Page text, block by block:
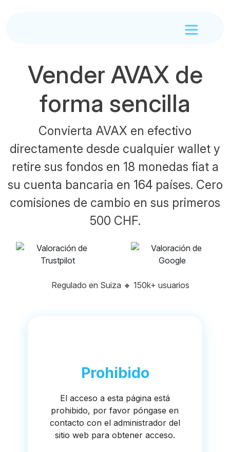
Vender AVAX de
forma sencilla
Convierta AVAX en efectivo
directamente desde cualquier wallet y
retire sus fondos en 18 monedas fiat a
su cuenta bancaria en 164 países. Cero
comisiones de cambio en sus primeros
500 CHF.
Regulado en Suiza 🔸 150k+ usuarios